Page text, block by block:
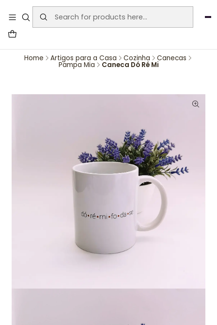
User-agent: * Allow: / Sitemap:
https://www.auraemporium.pt/sitemap.xml
Home Artigos para a Casa Cozinha Canecas
Pampa Mia Caneca Dó Ré Mi